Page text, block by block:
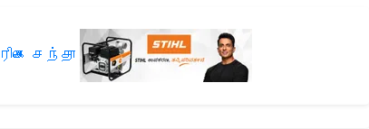
சந்தா